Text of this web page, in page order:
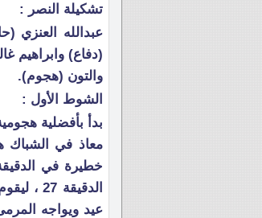
تشكيلة النصر :
عبدالله
(دفاع)
والتون (هجوم).
الشوط الأول :
بدأ بأفضلية